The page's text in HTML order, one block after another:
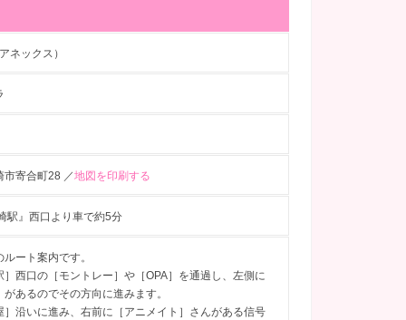
ネックス）
市寄合町28 ／地図を印刷する
駅』西口より車で約5分
ート案内です。
西口の［モントレー］や［OPA］を通過し、左側に
があるのでその方向に進みます。
沿いに進み、右前に［アニメイト］さんがある信号